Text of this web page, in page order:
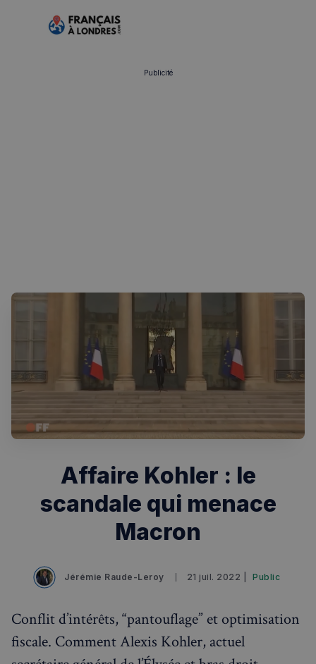
Chatbot IA
Rechercher dans Français à Londres - Magazine
RECHERCHES POPULAIRES
Visites guidées
Publicité
Affaire Kohler : le
scandale qui menace
Macron
Jérémie Raude-Leroy 21 juil. 2022 | Public
Conflit d’intérêts, “pantouflage” et optimisation
fiscale. Comment Alexis Kohler, actuel